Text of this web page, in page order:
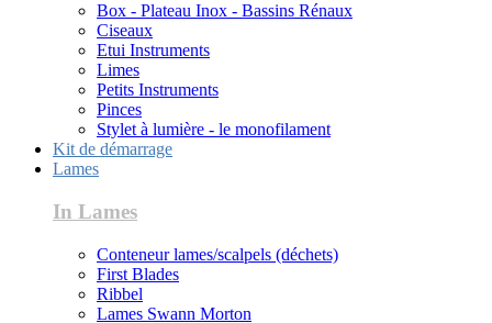
Box - Plateau Inox - Bassins Rénaux
Ciseaux
Etui Instruments
Limes
Petits Instruments
Pinces
Stylet à lumière - le monofilament
Kit de démarrage
Lames
In Lames
Conteneur lames/scalpels (déchets)
First Blades
Ribbel
Lames Swann Morton